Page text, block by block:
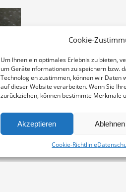
Cookie-
Um Ihnen ein optimales Erlebnis zu bieten,
um Geräteinformationen zu speichern bzw.
Technologien zustimmen, können wir Daten
auf dieser Website verarbeiten. Wenn Sie
zurückziehen, können bestimmte Merkmale
Akzeptieren Ablehnen
Cookie-Richtlinie